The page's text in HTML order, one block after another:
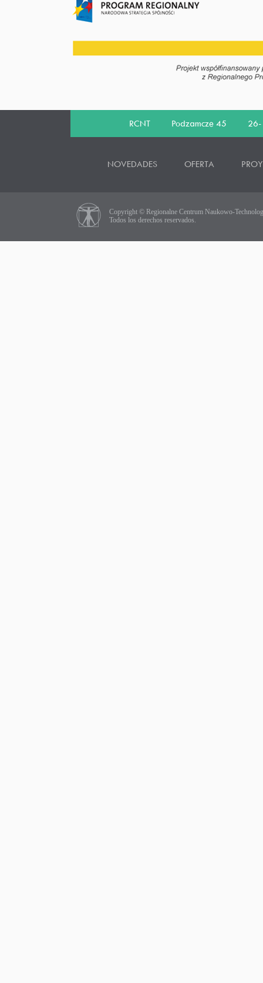
RCNT Podzamcze 45 26-
NOVEDADES OFERTA
Copyright © Regionalne Centrum Naukowo-
Todos los derechos reservados.